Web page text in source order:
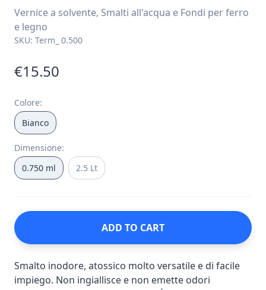
Vernice a solvente, Smalti all'acqua e Fondi per ferro
e legno
SKU: Term_ 0.500
€15.50
Colore:
Bianco
Dimensione:
0.750 ml
2.5 Lt
ADD TO CART
Smalto inodore, atossico molto versatile e di facile
impiego. Non ingiallisce e non emette odori